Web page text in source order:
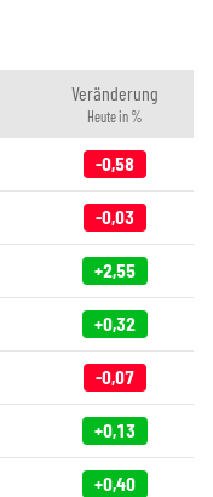
Veränderung
Heute in %
-0,58
-0,03
+2,55
+0,32
-0,07
+0,13
+0,40